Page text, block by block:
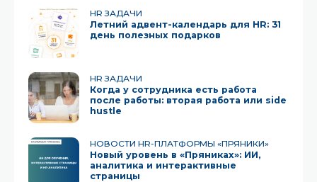
HR ЗАДАЧИ
Летний адвент-календарь для HR: 31
день полезных подарков
HR ЗАДАЧИ
Когда у сотрудника есть работа
после работы: вторая работа или side
hustle
НОВОСТИ HR-ПЛАТФОРМЫ «ПРЯНИКИ»
Новый уровень в «Пряниках»: ИИ,
аналитика и интерактивные
страницы